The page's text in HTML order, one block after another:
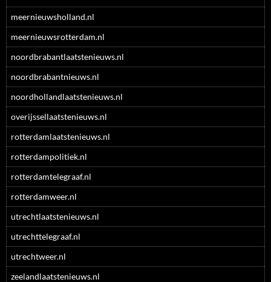
meernieuwsholland.nl
meernieuwsrotterdam.nl
noordbrabantlaatstenieuws.nl
noordbrabantnieuws.nl
noordhollandlaatstenieuws.nl
overijssellaatstenieuws.nl
rotterdamlaatstenieuws.nl
rotterdampolitiek.nl
rotterdamtelegraaf.nl
rotterdamweer.nl
utrechtlaatstenieuws.nl
utrechttelegraaf.nl
utrechtweer.nl
zeelandlaatstenieuws.nl